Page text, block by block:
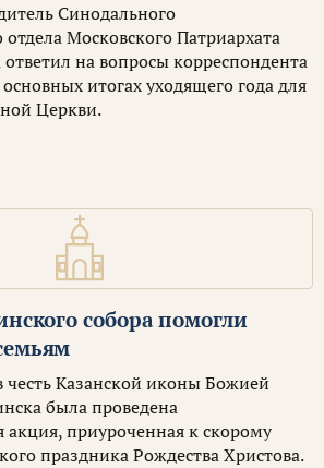
Синодального
Московского Патриархата
на вопросы корреспондента
итогах уходящего года для
Церкви.
собора помогли
честь Казанской иконы Божией
была проведена
акция, приуроченная к скорому
праздника Рождества Христова.